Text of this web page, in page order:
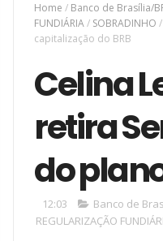
Home / Banco de Brasília/
FUNDIÁRIA/ SOBRADINHO /
capitalização do BRB
Celina
retira
do
12:03 Banco de
REGULARIZAÇÃO